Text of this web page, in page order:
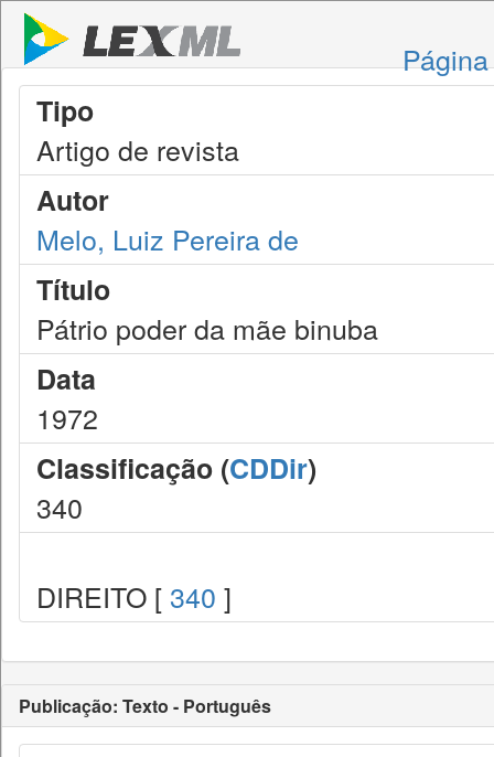
Tipo
Artigo de revista
Autor
Melo, Luiz Pereira de
Título
Pátrio poder da mãe binuba
Data
1972
Classificação (CDDir)
340
DIREITO [ 340 ]
Publicação: Texto - Português